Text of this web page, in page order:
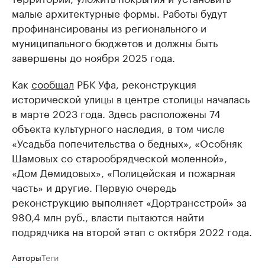
малые архитектурные формы. Работы будут
профинансированы из регионального и
муниципального бюджетов и должны быть
завершены до ноября 2025 года.
Как сообщал РБК Уфа, реконструкция
исторической улицы в центре столицы началась
в марте 2023 года. Здесь расположены 74
объекта культурного наследия, в том числе
«Усадьба попечительства о бедных», «Особняк
Шамовых со старообрядческой моленной»,
«Дом Демидовых», «Полицейская и пожарная
часть» и другие. Первую очередь
реконструкцию выполняет «Дортрансстрой» за
980,4 млн руб., власти пытаются найти
подрядчика на второй этап с октября 2022 года.
АвторыТеги